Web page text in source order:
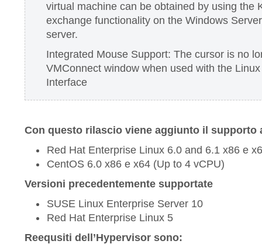
virtual machine can be obtained by using the
exchange functionality on the Windows
server.
Integrated Mouse Support: The cursor is no
VMConnect window when used with the
Interface
Con questo rilascio viene aggiunto il supporto
Red Hat Enterprise Linux 6.0 and 6.1 x86 e
CentOS 6.0 x86 e x64 (Up to 4 vCPU)
Versioni precedentemente supportate
SUSE Linux Enterprise Server 10
Red Hat Enterprise Linux 5
Reequsiti dell’Hypervisor sono: